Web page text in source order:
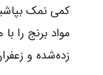
کمی نمک
مواد برنج را
زده‌شده و